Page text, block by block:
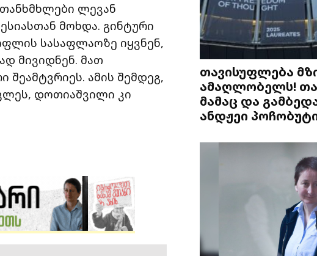
ლევან
მოხდა. გინტური
სასაფლაოზე იყვნენ,
მივიდნენ. მათ
ამის შემდეგ,
დოთიაშვილი კი
თავისუფლება
ამაღლობელს!
მამაც და
ანდჟეი